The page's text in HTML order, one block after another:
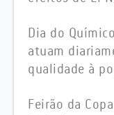
Dia do
atuam
qualidade à
Feirão da